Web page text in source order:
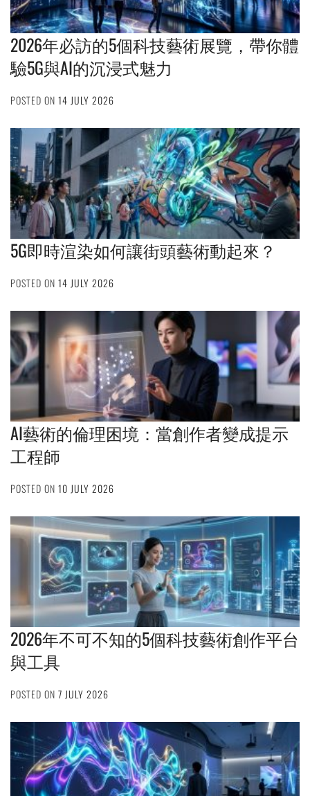
2026年必訪的5個科技藝術展覽，帶你體
驗5G與AI的沉浸式魅力
POSTED ON 14 JULY 2026
5G即時渲染如何讓街頭藝術動起來？
POSTED ON 14 JULY 2026
AI藝術的倫理困境：當創作者變成提示
工程師
POSTED ON 10 JULY 2026
2026年不可不知的5個科技藝術創作平台
與工具
POSTED ON 7 JULY 2026